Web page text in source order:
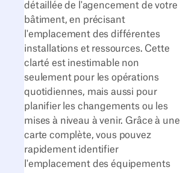
détaillée de l'agencement de votre
bâtiment, en précisant
l'emplacement des différentes
installations et ressources. Cette
clarté est inestimable non
seulement pour les opérations
quotidiennes, mais aussi pour
planifier les changements ou les
mises à niveau à venir. Grâce à une
carte complète, vous pouvez
rapidement identifier
l'emplacement des équipements